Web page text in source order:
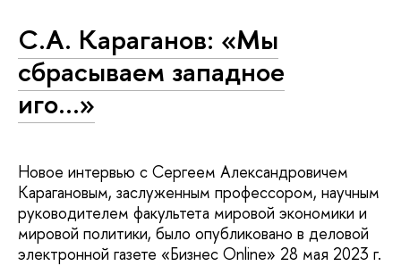
С.А. Караганов: «Мы
сбрасываем западное
иго…»
Новое интервью с Сергеем Александровичем
Карагановым, заслуженным профессором, научным
руководителем факультета мировой экономики и
мировой политики, было опубликовано в деловой
электронной газете «Бизнес Online» 28 мая 2023 г.